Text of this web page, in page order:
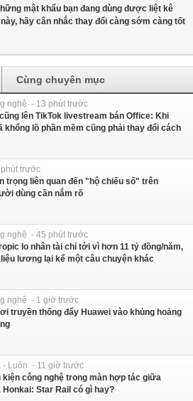
mật khẩu bạn đang dùng được liệt kê
hãy cân nhắc thay đổi càng sớm càng tốt
Cùng chuyên mục
nghệ - 13 phút trước
lên TikTok livestream bán Office: Khi
khổng lồ phần mềm cũng phải thay đổi cách
trước
trọng liên quan đến "hộ chiếu số" trên
dùng cần nắm rõ
nghệ - 45 phút trước
lo nhân tài chỉ tới vì hơn 11 tỷ đồng/năm,
lương lại kể một câu chuyện khác
nghệ - 1 giờ trước
truyền thống đẩy Huawei vào khủng hoảng
- Luôn - 11 giờ trước
kiện công nghệ trong màn hợp tác giữa
Honkai: Star Rail có gì hay?